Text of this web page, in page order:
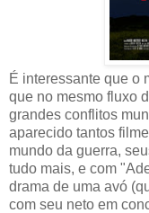
É interessante que o
que no mesmo fluxo
grandes conflitos
aparecido tantos
mundo da guerra,
tudo mais, e com
drama de uma avó
com seu neto em